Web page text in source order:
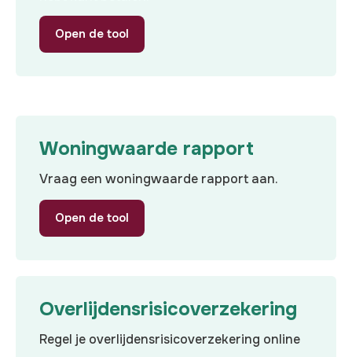
Open de tool
Woningwaarde rapport
Vraag een woningwaarde rapport aan.
Open de tool
Overlijdensrisicoverzekering
Regel je overlijdensrisicoverzekering online